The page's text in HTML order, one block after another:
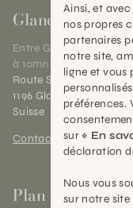
Gland
Entre Genève et
à 10mn de Nyon
Route Suisse 40
1196 Gland (VD)
Suisse
Contact et horaires
Plan-les-Ouates
Ainsi, et
nos propres
partenaires
notre site,
ligne et vous
préférences.
sur « En
déclaration
Nous vous
sur notre site